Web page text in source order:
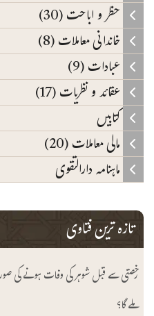
حظر و اباحت (30)
خاندانی معاملات (8)
عبادات (9)
عقائد و نظریات (17)
کتابیں
مالی معاملات (20)
ماہنامہ دارالتقوی
تازہ ترین فتاوی
رخصتی سے قبل شوہر کی وفات ہونے کی
ملے گا؟